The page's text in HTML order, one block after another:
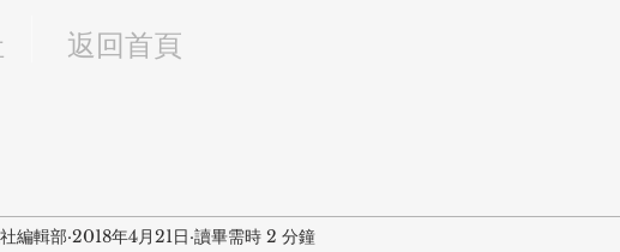
返回首頁
編輯部 2018年4月21日 讀畢需時 2 分鐘